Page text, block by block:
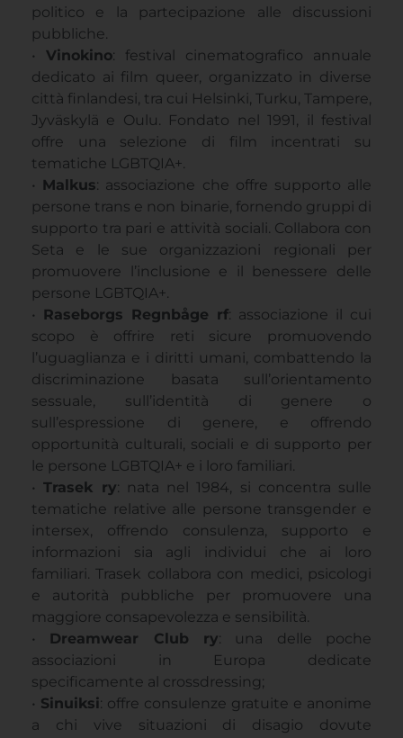
politico e la partecipazione alle discussioni
pubbliche.
• Vinokino: festival cinematografico annuale
dedicato ai film queer, organizzato in diverse
città finlandesi, tra cui Helsinki, Turku, Tampere,
Jyväskylä e Oulu. Fondato nel 1991, il festival
offre una selezione di film incentrati su
tematiche LGBTQIA+.
• Malkus: associazione che offre supporto alle
persone trans e non binarie, fornendo gruppi di
supporto tra pari e attività sociali. Collabora con
Seta e le sue organizzazioni regionali per
promuovere l’inclusione e il benessere delle
persone LGBTQIA+.
•
Raseborgs Regnbåge rf: associazione il cui
scopo è offrire reti sicure promuovendo
l’uguaglianza e i diritti umani, combattendo la
discriminazione basata sull’orientamento
sessuale, sull’identità di genere o
sull’espressione di genere, e offrendo
opportunità culturali, sociali e di supporto per
le persone LGBTQIA+ e i loro familiari.
•Trasek ry: nata nel 1984, si concentra sulle
tematiche relative alle persone transgender e
intersex, offrendo consulenza, supporto e
informazioni sia agli individui che ai loro
familiari. Trasek collabora con medici, psicologi
e autorità pubbliche per promuovere una
maggiore consapevolezza e sensibilità.
• Dreamwear Club ry: una delle poche
associazioni in Europa dedicate
specificamente al crossdressing;
• Sinuiksi: offre consulenze gratuite e anonime
a chi vive situazioni di disagio dovute